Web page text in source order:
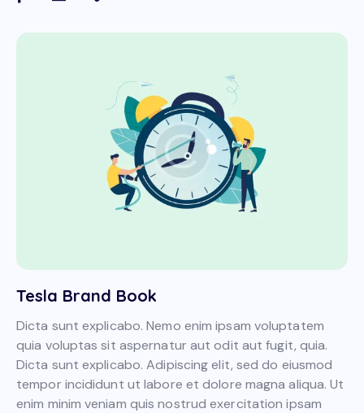
Tesla Brand Book
Dicta sunt explicabo. Nemo enim ipsam voluptatem
quia voluptas sit aspernatur aut odit aut fugit, quia.
Dicta sunt explicabo. Adipiscing elit, sed do eiusmod
tempor incididunt ut labore et dolore magna aliqua. Ut
enim minim veniam quis nostrud exercitation ipsam